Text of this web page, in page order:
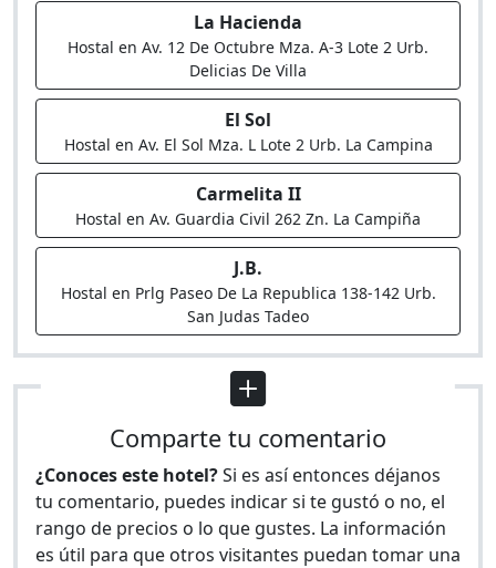
La Hacienda
Hostal en Av. 12 De Octubre Mza. A-3 Lote 2 Urb.
Delicias De Villa
El Sol
Hostal en Av. El Sol Mza. L Lote 2 Urb. La Campina
Carmelita II
Hostal en Av. Guardia Civil 262 Zn. La Campiña
J.B.
Hostal en Prlg Paseo De La Republica 138-142 Urb.
San Judas Tadeo
Comparte tu comentario
¿Conoces este hotel?Si es así entonces déjanos
tu comentario, puedes indicar si te gustó o no, el
rango de precios o lo que gustes. La información
es útil para que otros visitantes puedan tomar una